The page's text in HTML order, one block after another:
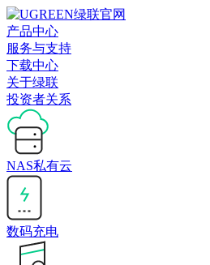
产品中心
服务与支持
下载中心
关于绿联
投资者关系
NAS私有云
数码充电